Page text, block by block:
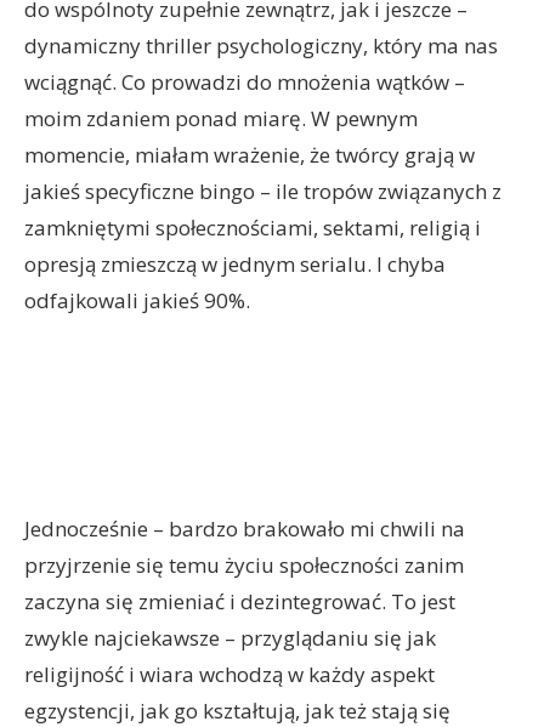
do wspólnoty zupełnie zewnątrz, jak i jeszcze –
dynamiczny thriller psychologiczny, który ma nas
wciągnąć. Co prowadzi do mnożenia wątków –
moim zdaniem ponad miarę. W pewnym
momencie, miałam wrażenie, że twórcy grają w
jakieś specyficzne bingo – ile tropów związanych z
zamkniętymi społecznościami, sektami, religią i
opresją zmieszczą w jednym serialu. I chyba
odfajkowali jakieś 90%.
Jednocześnie – bardzo brakowało mi chwili na
przyjrzenie się temu życiu społeczności zanim
zaczyna się zmieniać i dezintegrować. To jest
zwykle najciekawsze – przyglądaniu się jak
religijność i wiara wchodzą w każdy aspekt
egzystencji, jak go kształtują, jak też stają się